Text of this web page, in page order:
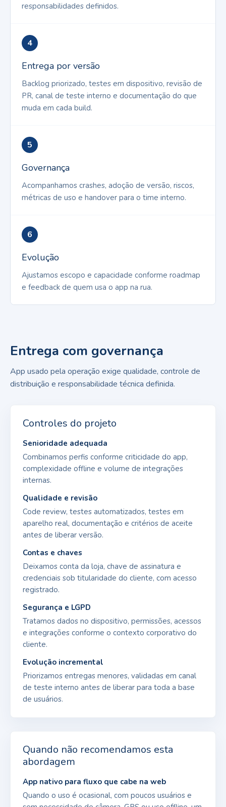
responsabilidades definidos.
4
Entrega por versão
Backlog priorizado, testes em dispositivo, revisão de
PR, canal de teste interno e documentação do que
muda em cada build.
5
Governança
Acompanhamos crashes, adoção de versão, riscos,
métricas de uso e handover para o time interno.
6
Evolução
Ajustamos escopo e capacidade conforme roadmap
e feedback de quem usa o app na rua.
Entrega com governança
App usado pela operação exige qualidade, controle de
distribuição e responsabilidade técnica definida.
Controles do projeto
Senioridade adequada
Combinamos perfis conforme criticidade do app,
complexidade offline e volume de integrações
internas.
Qualidade e revisão
Code review, testes automatizados, testes em
aparelho real, documentação e critérios de aceite
antes de liberar versão.
Contas e chaves
Deixamos conta da loja, chave de assinatura e
credenciais sob titularidade do cliente, com acesso
registrado.
Segurança e LGPD
Tratamos dados no dispositivo, permissões, acessos
e integrações conforme o contexto corporativo do
cliente.
Evolução incremental
Priorizamos entregas menores, validadas em canal
de teste interno antes de liberar para toda a base
de usuários.
Quando não recomendamos esta
abordagem
App nativo para fluxo que cabe na web
Quando o uso é ocasional, com poucos usuários e